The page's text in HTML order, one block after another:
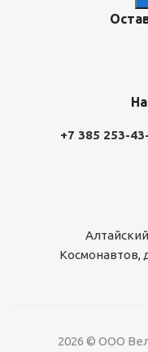
+7 385 253-
Космонавтов,
2026 © ООО